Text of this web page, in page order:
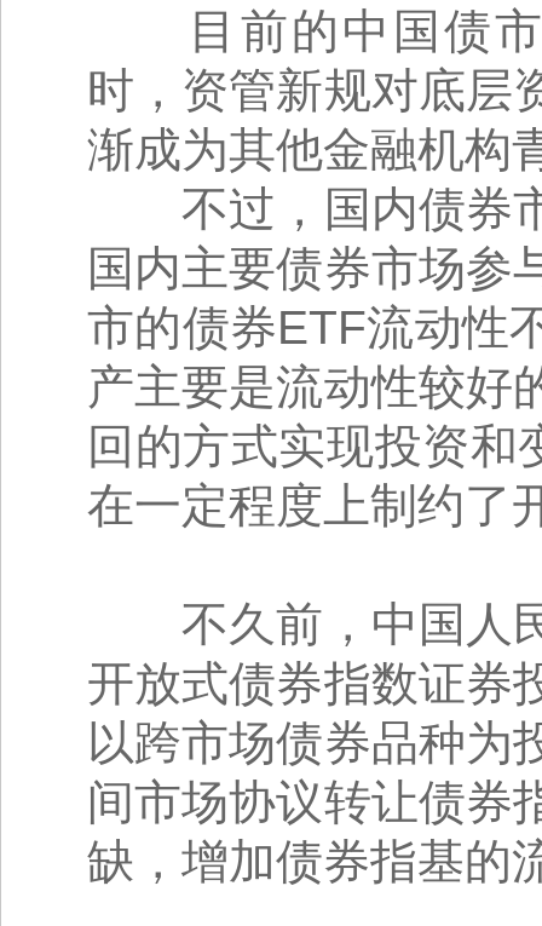
目前的中国债市
时，资管新规对底层
渐成为其他金融机构
不过，国内债券市
国内主要债券市场参
市的债券ETF流动性
产主要是流动性较好
回的方式实现投资和
在一定程度上制约了
不久前，中国人民
开放式债券指数证券
以跨市场债券品种为
间市场协议转让债券
缺，增加债券指基的